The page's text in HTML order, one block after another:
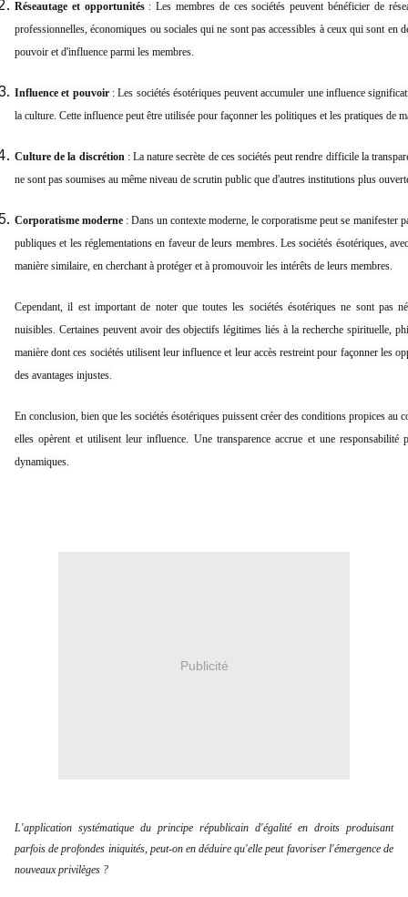
Réseautage et opportunités: Les membres de ces sociétés peuvent bénéficier de
professionnelles, économiques ou sociales qui ne sont pas accessibles à ceux qui sont en
pouvoir et d'influence parmi les membres.
Influence et pouvoir: Les sociétés ésotériques peuvent accumuler une influence
la culture. Cette influence peut être utilisée pour façonner les politiques et les pratiques de
Culture de la discrétion: La nature secrète de ces sociétés peut rendre difficile la
ne sont pas soumises au même niveau de scrutin public que d'autres institutions plus
Corporatisme moderne : Dans un contexte moderne, le corporatisme peut se manifester
publiques et les réglementations en faveur de leurs membres. Les sociétés ésotériques,
manière similaire, en cherchant à protéger et à promouvoir les intérêts de leurs membres.
Cependant, il est important de noter que toutes les sociétés ésotériques ne sont pas
nuisibles. Certaines peuvent avoir des objectifs légitimes liés à la recherche spirituelle,
manière dont ces sociétés utilisent leur influence et leur accès restreint pour façonner les
des avantages injustes.
En conclusion, bien que les sociétés ésotériques puissent créer des conditions propices au
elles opèrent et utilisent leur influence. Une transparence accrue et une responsabilité
dynamiques.
Publicité
L'application systématique du principe républicain d'égalité en droits produisant
parfois de profondes iniquités, peut-on en déduire qu'elle peut favoriser l'émergence de
nouveaux privilèges ?